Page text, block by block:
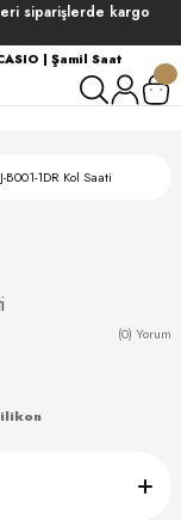
siparişlerde kargo
B001-1DR Kol Saati
(0) Yorum